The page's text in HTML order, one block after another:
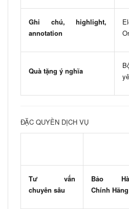
Ghi chú, highlight,
annotation
Quà tặng ý nghĩa
ĐẶC QUYỀN DỊCH VỤ
Tư vấn
chuyên sâu
Bảo
Chính Hãng